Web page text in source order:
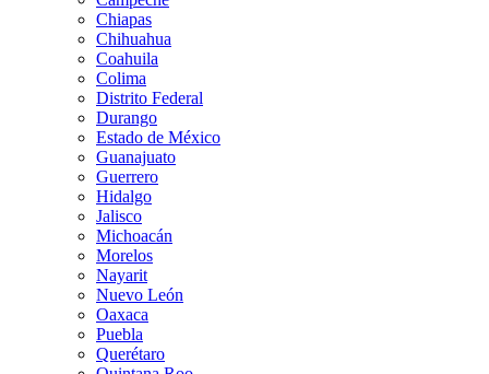
Chiapas
Chihuahua
Coahuila
Colima
Distrito Federal
Durango
Estado de México
Guanajuato
Guerrero
Hidalgo
Jalisco
Michoacán
Morelos
Nayarit
Nuevo León
Oaxaca
Puebla
Querétaro